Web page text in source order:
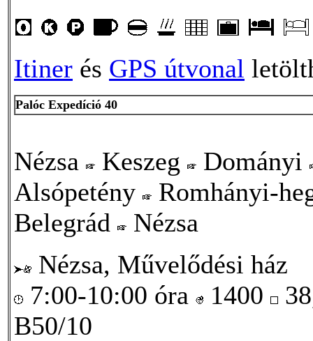
Itiner és GPS útvonal
Palóc Expedíció 40
Nézsa Keszeg
Dományi
Alsópetény
Romhányi-
Belegrád
Nézsa
Nézsa, Művelődési ház
7:00-10:00 óra
1400
B50/10